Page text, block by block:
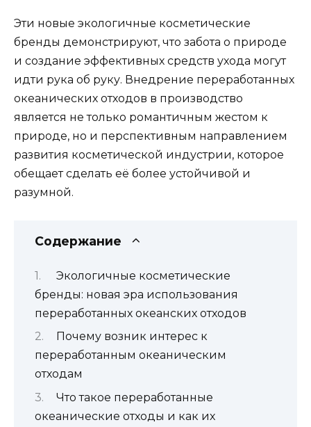
Эти новые экологичные косметические
бренды демонстрируют, что забота о природе
и создание эффективных средств ухода могут
идти рука об руку. Внедрение переработанных
океанических отходов в производство
является не только романтичным жестом к
природе, но и перспективным направлением
развития косметической индустрии, которое
обещает сделать её более устойчивой и
разумной.
Содержание
Экологичные косметические
бренды: новая эра использования
переработанных океанских отходов
Почему возник интерес к
переработанным океаническим
отходам
Что такое переработанные
океанические отходы и как их